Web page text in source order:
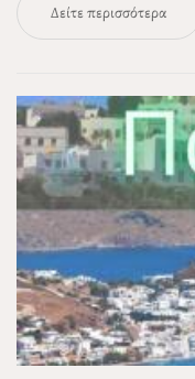
Δείτε περισσότερα